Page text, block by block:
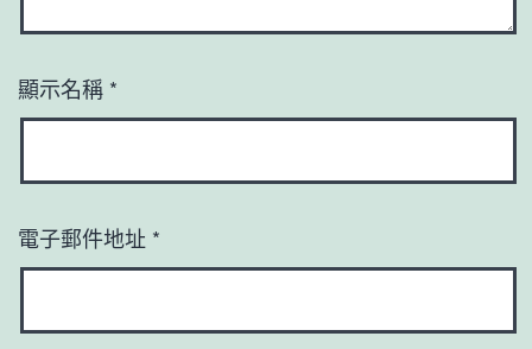
顯示名稱 *
電子郵件地址 *